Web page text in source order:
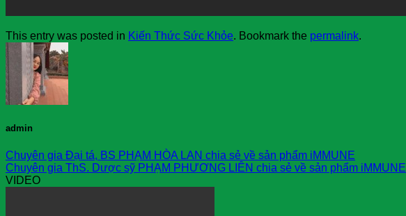
This entry was posted in Kiến Thức Sức Khỏe. Bookmark the permalink.
admin
Chuyên gia Đại tá, BS PHẠM HÒA LAN chia sẻ về sản phẩm iMMUNE
Chuyên gia ThS. Dược sỹ PHẠM PHƯƠNG LIÊN chia sẻ về sản phẩm iMMUNE
VIDEO